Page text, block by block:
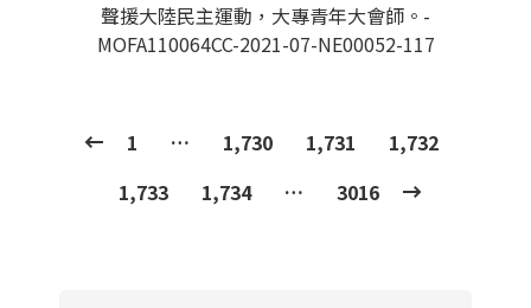
聲援大陸民主運動，大專青年大會師。-
MOFA110064CC-2021-07-NE00052-117
1 … 1,730 1,731
1,732
1,733
1,734 … 3016